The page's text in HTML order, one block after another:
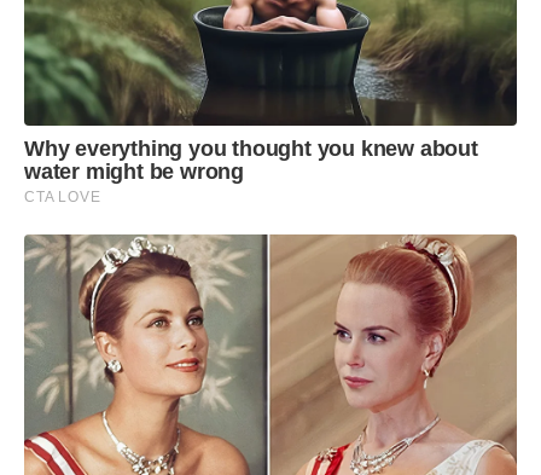
Why everything you thought you knew about
water might be wrong
CTA LOVE